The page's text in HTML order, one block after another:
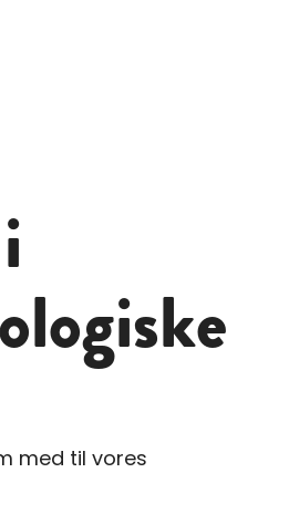
med til vores